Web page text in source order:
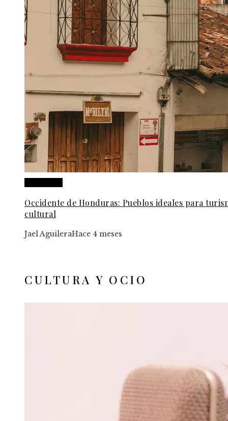
Occidente de Honduras: Pueblos ideales para
cultural
Jael AguileraHace 4 meses
CULTURA Y OCIO